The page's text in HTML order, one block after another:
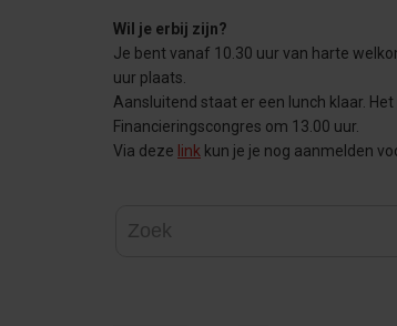
Wil je erbij zijn?
Je bent vanaf 10.30 uur van harte
uur plaats.
Aansluitend staat er een lunch klaar.
Financieringscongres om 13.00 uur.
Via deze link kun je je nog aanmelden